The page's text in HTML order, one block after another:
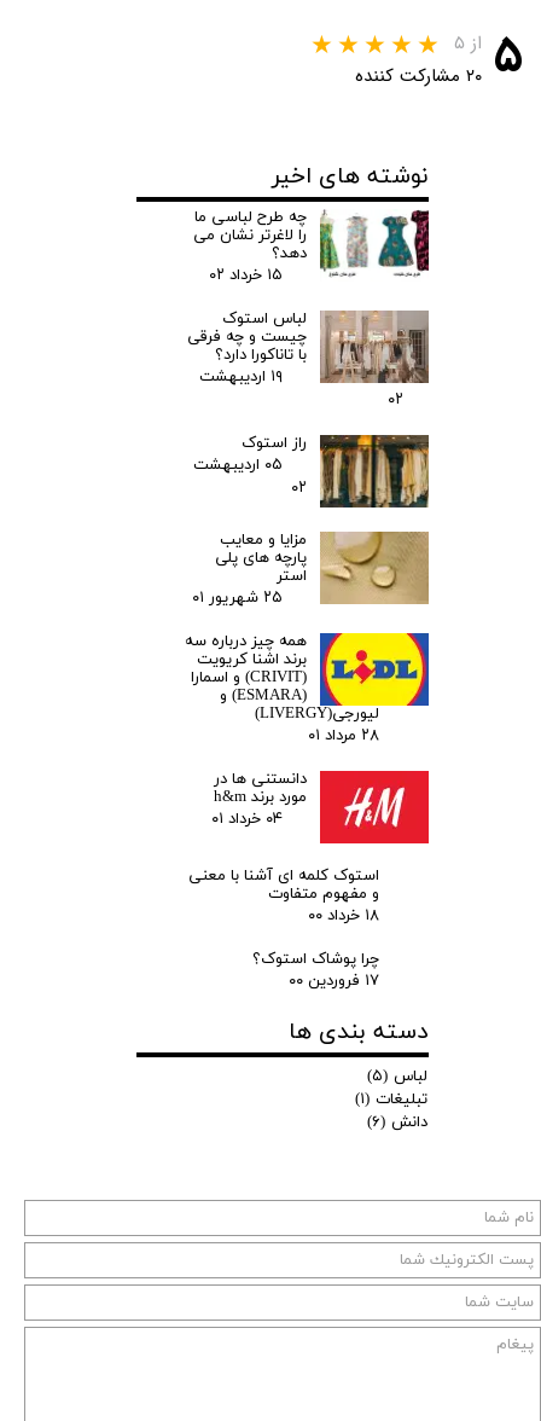
۵ از ۵
۲۰ مشارکت کننده
نوشته های اخیر
چه طرح لباسی ما
را لاغرتر نشان می
دهد؟
۱۵ خرداد ۰۲
لباس استوک
چیست و چه فرقی
با تاناکورا دارد؟
۱۹ اردیبهشت
۰۲
راز استوک
۰۵ اردیبهشت
۰۲
مزایا و معایب
پارچه های پلی
استر
۲۵ شهریور ۰۱
همه چیز درباره سه
برند اشنا کریویت
(CRIVIT) و اسمارا
(ESMARA) و
لیورجی(LIVERGY)
۲۸ مرداد ۰۱
دانستنی ها در
مورد برند h&m
۰۴ خرداد ۰۱
استوک کلمه ای آشنا با معنی
و مفهوم متفاوت
۱۸ خرداد ۰۰
چرا پوشاک استوک؟
۱۷ فروردین ۰۰
دسته بندی ها
لباس (۵)
تبلیغات (۱)
دانش (۶)